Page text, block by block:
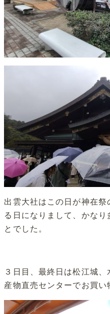
出雲大社はこの日が神在
る日になりまして、かな
とでした。
３日目、最終日は松江城
産物直売センターでお買い